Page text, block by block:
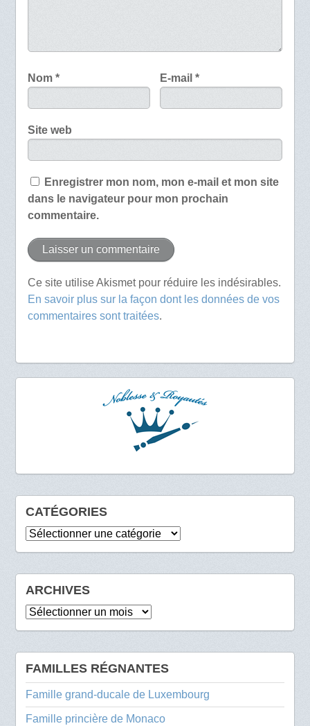
Nom * E-mail*
Site web
Enregistrer mon nom, mon e-mail et mon site
dans le navigateur pour mon prochain
commentaire.
Ce site utilise Akismet pour réduire les indésirables.
En savoir plus sur la façon dont les données de vos
commentaires sont traitées.
CATÉGORIES
Catégories
ARCHIVES
Archives
FAMILLES RÉGNANTES
Famille grand-ducale de Luxembourg
Famille princière de Monaco